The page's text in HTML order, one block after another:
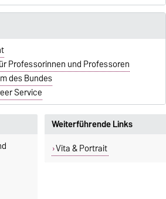
Professorinnen und Professoren
des Bundes
Service
Weiterführende Links
Vita & Portrait